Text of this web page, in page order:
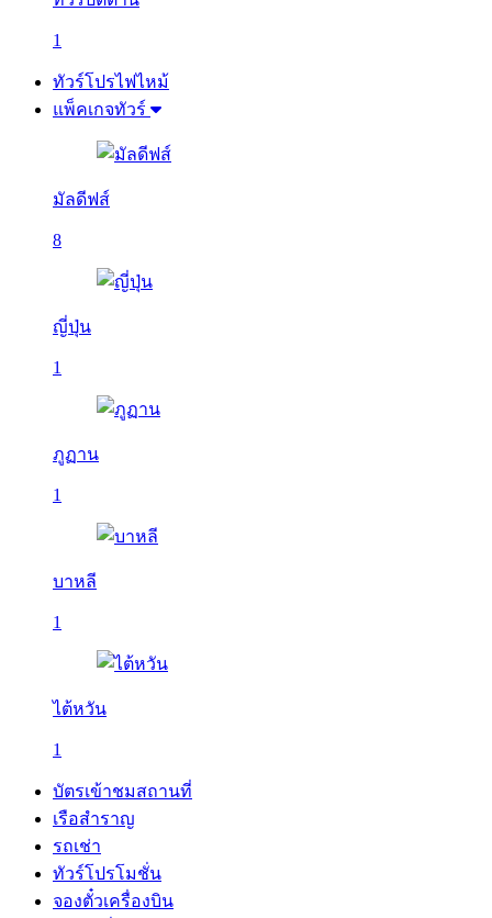
1
ทัวร์โปรไฟไหม้
แพ็คเกจทัวร์
มัลดีฟส์
8
ญี่ปุ่น
1
ภูฏาน
1
บาหลี
1
ไต้หวัน
1
บัตรเข้าชมสถานที่
เรือสำราญ
รถเช่า
ทัวร์โปรโมชั่น
จองตั๋วเครื่องบิน